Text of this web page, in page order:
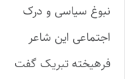
نبوغ سیاسی و درک
اجتماعی این شاعر
فرهیخته تبریک گفت